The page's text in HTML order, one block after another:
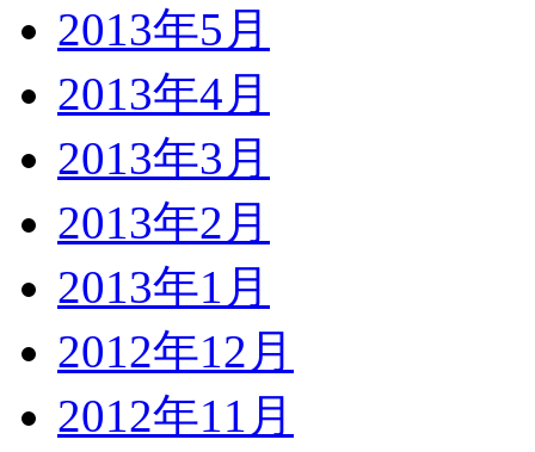
2013年5月
2013年4月
2013年3月
2013年2月
2013年1月
2012年12月
2012年11月